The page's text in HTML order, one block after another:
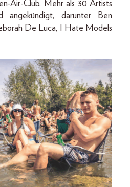
Air-Club. Mehr als 30 Artists
angekündigt, darunter Ben
De Luca, I Hate Models